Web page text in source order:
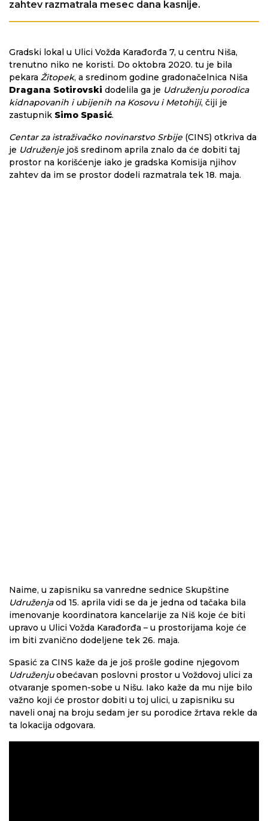
zahtev razmatrala mesec dana kasnije.
Gradski lokal u Ulici Vožda Karađorđa 7, u centru Niša,
trenutno niko ne koristi. Do oktobra 2020. tu je bila
pekara Žitopek, a sredinom godine gradonačelnica Niša
Dragana Sotirovski dodelila ga je Udruženju porodica
kidnapovanih i ubijenih na Kosovu i Metohiji, čiji je
zastupnik Simo Spasić.
Centar za istraživačko novinarstvo Srbije (CINS) otkriva da
je Udruženje još sredinom aprila znalo da će dobiti taj
prostor na korišćenje iako je gradska Komisija njihov
zahtev da im se prostor dodeli razmatrala tek 18. maja.
Naime, u zapisniku sa vanredne sednice Skupštine
Udruženjaod 15. aprila vidi se da je jedna od tačaka bila
imenovanje koordinatora kancelarije za Niš koje će biti
upravo u Ulici Vožda Karađorđa – u prostorijama koje će
im biti zvanično dodeljene tek 26. maja.
Spasić za CINS kaže da je još prošle godine njegovom
Udruženjuobećavan poslovni prostor u Voždovoj ulici za
otvaranje spomen-sobe u Nišu. Iako kaže da mu nije bilo
važno koji će prostor dobiti u toj ulici, u zapisniku su
naveli onaj na broju sedam jer su porodice žrtava rekle da
ta lokacija odgovara.